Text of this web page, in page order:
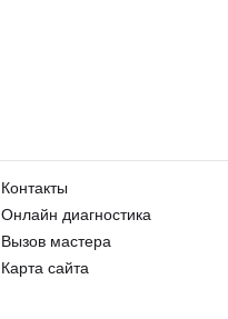
Контакты
Онлайн диагностика
Вызов мастера
Карта сайта